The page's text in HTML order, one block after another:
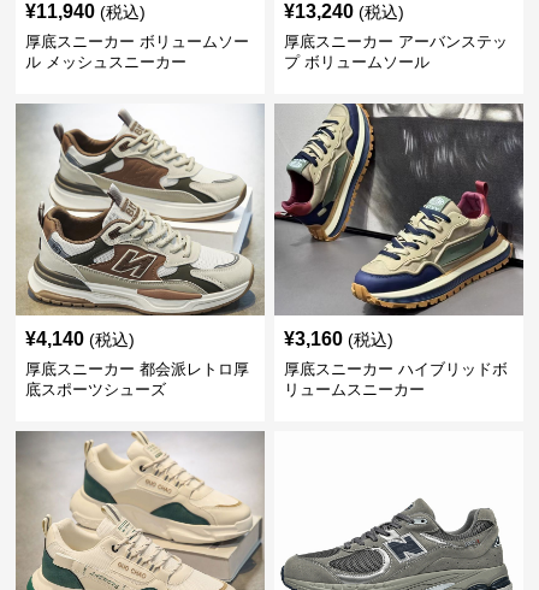
¥11,940 (税込)
厚底スニーカー ボリュームソー
ル メッシュスニーカー
¥13,240 (税込)
厚底スニーカー アーバンステッ
プ ボリュームソール
¥4,140 (税込)
厚底スニーカー 都会派レトロ厚
底スポーツシューズ
¥3,160 (税込)
厚底スニーカー ハイブリッドボ
リュームスニーカー